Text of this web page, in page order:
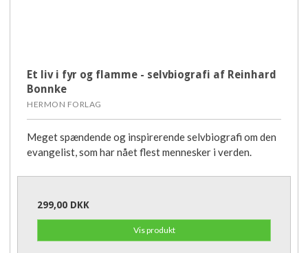
Et liv i fyr og flamme - selvbiografi af Reinhard
Bonnke
HERMON FORLAG
Meget spændende og inspirerende selvbiografi om den
evangelist, som har nået flest mennesker i verden.
299,00 DKK
Vis produkt